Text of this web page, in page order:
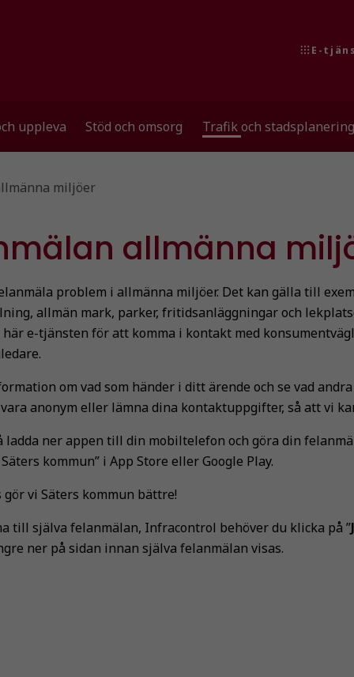
E-
uppleva Stöd och omsorg Trafik och stadsplanering
miljöer
allmänna
problem i allmänna miljöer. Det kan gälla till
allmän mark, parker, fritidsanläggningar och
här e-tjänsten för att komma i kontakt med
om vad som händer i ditt ärende och se vad
anonym eller lämna dina kontaktuppgifter, så att vi
ladda ner appen till din mobiltelefon och göra din
kommun” i App Store eller Google Play.
vi Säters kommun bättre!
till själva felanmälan, Infracontrol behöver du klicka på ”
ner på sidan innan själva felanmälan visas.